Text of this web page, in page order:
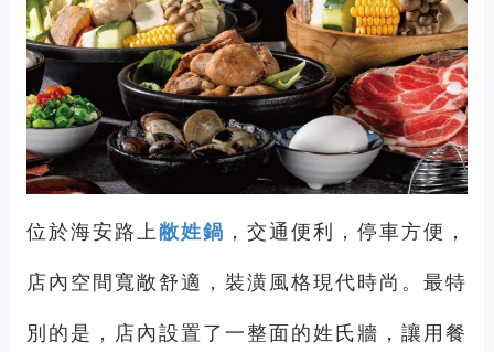
位於海安路上敝姓鍋 ，交通便利，停車方便，
店內空間寬敞舒適，裝潢風格現代時尚。最特
別的是，店內設置了一整面的姓氏牆，讓用餐